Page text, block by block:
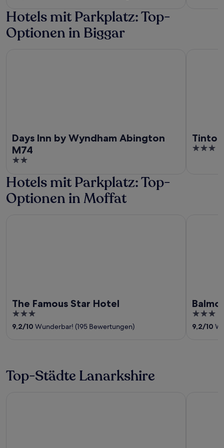
5
Hotels mit Parkplatz: Top-
Optionen in Biggar
Days Inn by Wyndham Abington
M74
2
of
5
Tinto
3
Hotels mit Parkplatz: Top-
Optionen in Moffat
The Famous Star Hotel
3
out
9,2/10 Wunderbar! (195 Bewertungen)
3
out
9,2/10
Top-Städte Lanarkshire